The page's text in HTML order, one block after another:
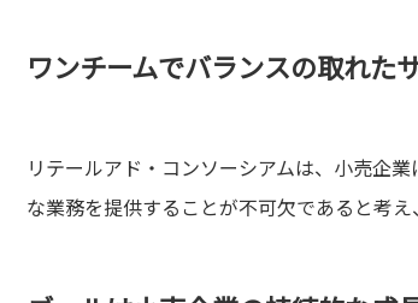
ワンチームでバランスの取れた
リテールアド・コンソーシアムは、小売企
な業務を提供することが不可欠であると考